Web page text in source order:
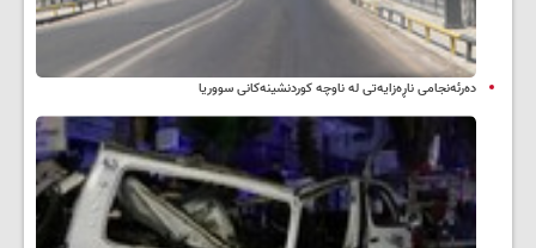
دەرئەنجامی ناڕەزایەتی لە ناوچە کوردنشینەکانی سووریا